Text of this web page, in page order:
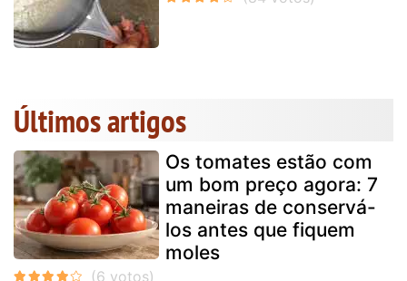
Últimos artigos
Os tomates estão com
um bom preço agora: 7
maneiras de conservá-
los antes que fiquem
moles